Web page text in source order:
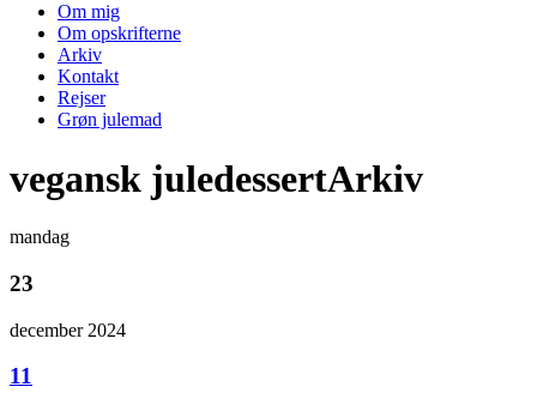
Om mig
Om opskrifterne
Arkiv
Kontakt
Rejser
Grøn julemad
vegansk juledessertArkiv
mandag
23
december 2024
11